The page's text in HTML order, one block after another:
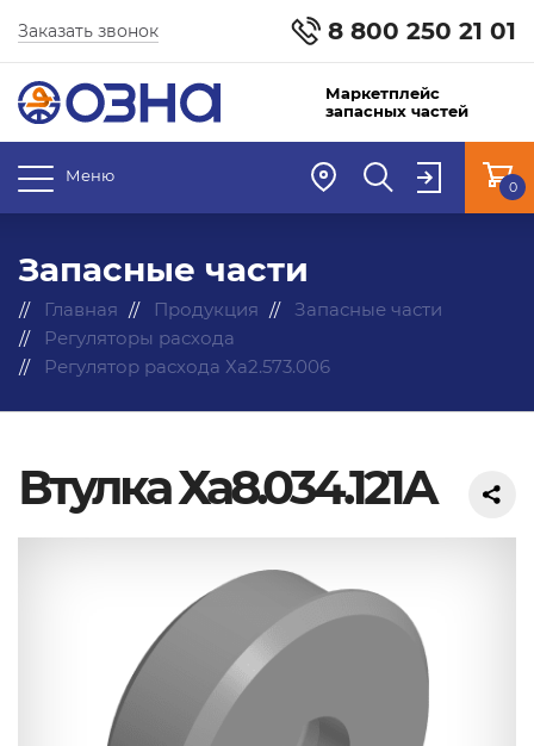
8 800 250 21 01
Заказать звонок
Маркетплейс
запасных частей
Меню
0
Запасные части
Главная Продукция
Запасные части
Регуляторы расхода
Регулятор расхода Ха2.573.006
Втулка Ха8.034.121А